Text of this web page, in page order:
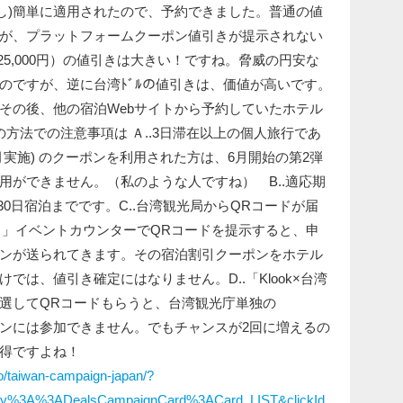
)簡単に適用されたので、予約できました。普通の値
、プラットフォームクーポン値引きが提示されない
円）の値引きは大きい！ですね。脅威の円安な
ですが、逆に台湾ﾄﾞﾙの値引きは、価値が高いです。
の後、他の宿泊Webサイトから予約していたホテル
法での注意事項は Ａ..3日滞在以上の個人旅行であ
施) のクーポンを利用された方は、6月開始の第2弾
ができません。（私のような人ですね） B..適応期
日宿泊までです。C..台湾観光局からQRコードが届
イベントカウンターでQRコードを提示すると、申
が送られてきます。その宿泊割引クーポンをホテル
では、値引き確定にはなりません。D..「Klook×台湾
してQRコードもらうと、台湾観光庁単独の
には参加できません。でもチャンスが2回に増えるの
ですよね！
taiwan-campaign-japan/?